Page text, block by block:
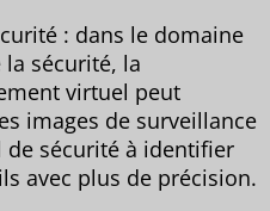
: dans le domaine
sécurité, la
virtuel peut
images de surveillance
sécurité à identifier
avec plus de précision.